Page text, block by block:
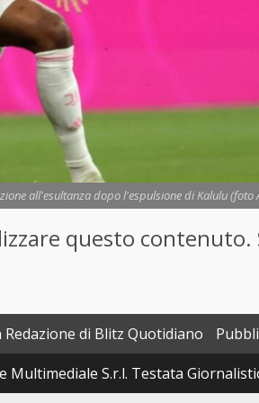
all'esultanza dopo l'espulsione di Kalulu (foto
questo contenuto.
Redazione di Blitz Quotidiano
Multimediale S.r.l. Testata